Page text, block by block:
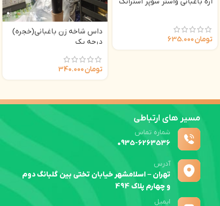
تومان
داس شاخه زن باغبانی(خجره)
درجه یک
تومان
مسیر های ارتباطی
شماره تماس
0935-6263536
آدرس
تهران – اسلامشهر خیابان تختی بین گلبانگ دوم
و چهارم پلاک 494
ایمیل